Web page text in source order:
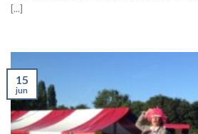
[...]
15
jun